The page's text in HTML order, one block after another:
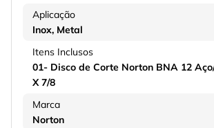
Aplicação
Inox Metal
Itens Inclusos
01- Disco de Corte Norton BNA 12
X 7/8
Marca
Norton